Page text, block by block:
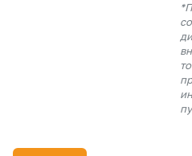
выбранный способом
%
с
каждые 2